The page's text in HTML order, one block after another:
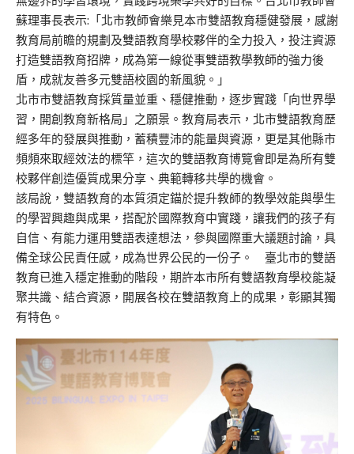
蘇理事長表示:「北市教師會樂見本市雙語教育穩健發展，感謝
教育局前瞻的規劃及雙語教育學校夥伴的全力投入，投注資源
打造雙語教育招牌，成為第一線從事雙語教學教師的強力後
盾，成就友善多元雙語校園的新風貌。」
北市市雙語教育採質量並重、穩健推動，逐步實踐「向世界學
習，開創教育新格局」之願景。教育局表示，北市雙語教育歷
經多年的發展與推動，蓄積豐沛的能量與資源，更是其他縣市
頻頻來取經效法的標竿，這次的雙語教育博覽會即是為所有雙
校夥伴創造優質成果分享、典範轉移共學的機會。
該局說，雙語教育的本質須定錨於提升教師的教學效能與學生
的學習興趣與成果，搭配於國際教育中實踐，讓我們的孩子有
自信、有能力運用雙語表達想法，參與國際重大議題討論，具
備全球公民責任感，成為世界公民的一份子。 臺北市的雙語
教育已進入穩定推動的階段，期許本市所有雙語教育學校能凝
聚共識、結合資源，開展各校在雙語教育上的成果，彰顯其獨
有特色。